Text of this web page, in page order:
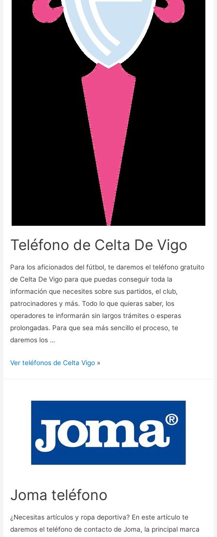
Teléfono de Celta De Vigo
Para los aficionados del fútbol, te daremos el teléfono gratuito
de Celta De Vigo para que puedas conseguir toda la
información que necesites sobre sus partidos, el club,
patrocinadores y más. Todo lo que quieras saber, los
operadores te informarán sin largos trámites o esperas
prolongadas. Para que sea más sencillo el proceso, te
daremos los …
Ver teléfonos de Celta Vigo »
Joma teléfono
¿Necesitas artículos y ropa deportiva? En este artículo te
daremos el teléfono de contacto de Joma, la principal marca